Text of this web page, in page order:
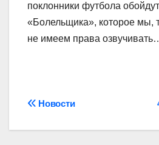
поклонники футбола
«Болельщика», которое мы,
не имеем права
Навігація
записів
Новости